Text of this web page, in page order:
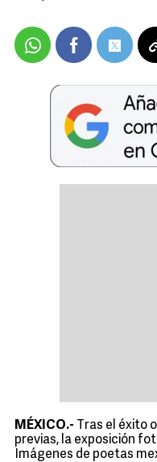
MÉXICO.-
Tras el éxito
previas, la exposición
Imágenes de poetas